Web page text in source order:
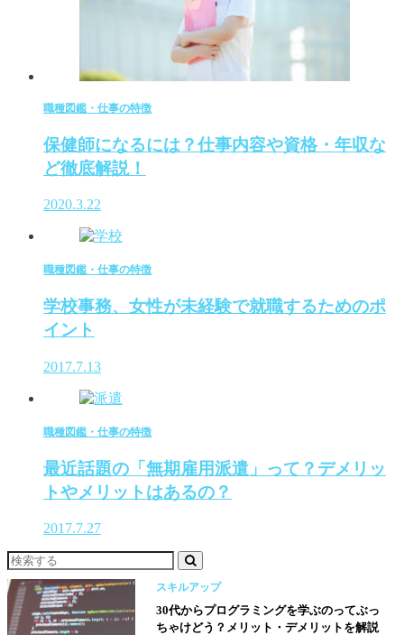
職種図鑑・仕事の特徴
保健師になるには？仕事内容や資格・年収な
ど徹底解説！
2020.3.22
職種図鑑・仕事の特徴
学校事務、女性が未経験で就職するためのポ
イント
2017.7.13
職種図鑑・仕事の特徴
最近話題の「無期雇用派遣」って？デメリッ
トやメリットはあるの？
2017.7.27
スキルアップ
30代からプログラミングを学ぶのってぶっ
ちゃけどう？メリット・デメリットを解説